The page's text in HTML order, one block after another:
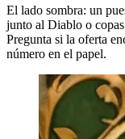
El lado sombra: un
junto al Diablo o copas
Pregunta si la oferta
número en el papel.